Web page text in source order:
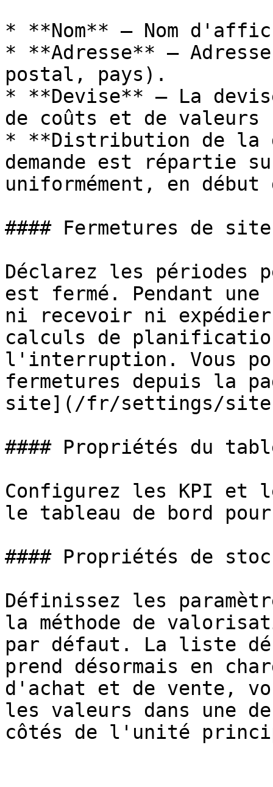
* **Nom** — Nom
* **Adresse** —
postal, pays).
* **Devise** — La
de coûts et de
* **Distribution de la
demande est répartie
uniformément, en
#### Fermetures de site
Déclarez les périodes
est fermé. Pendant
ni recevoir ni
calculs de
l'interruption. Vous
fermetures depuis la
site](/fr/settings/site-
#### Propriétés du
Configurez les KPI et
le tableau de bord
#### Propriétés de
Définissez les
la méthode de
par défaut. La liste
prend désormais en
d'achat et de vente,
les valeurs dans une